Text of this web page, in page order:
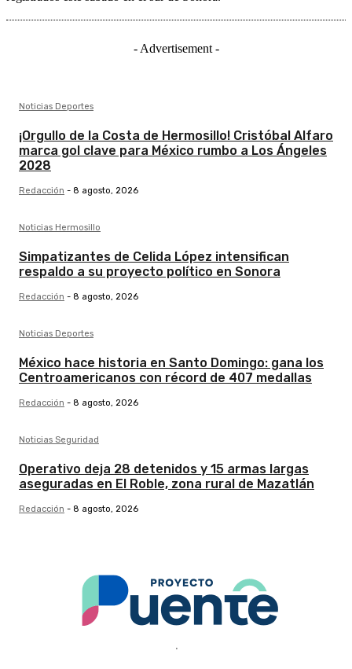
- Advertisement -
Noticias Deportes
¡Orgullo de la Costa de Hermosillo! Cristóbal Alfaro
marca gol clave para México rumbo a Los Ángeles
2028
Redacción - 8 agosto, 2026
Noticias Hermosillo
Simpatizantes de Celida López intensifican
respaldo a su proyecto político en Sonora
Redacción - 8 agosto, 2026
Noticias Deportes
México hace historia en Santo Domingo: gana los
Centroamericanos con récord de 407 medallas
Redacción - 8 agosto, 2026
Noticias Seguridad
Operativo deja 28 detenidos y 15 armas largas
aseguradas en El Roble, zona rural de Mazatlán
Redacción - 8 agosto, 2026
.